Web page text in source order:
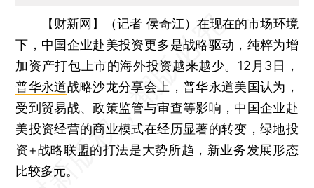
【财新网】（记者 侯奇江） 在现在的市场环境
下，中国企业赴美投资更多是战略驱动，纯粹为增
加资产打包上市的海外投资越来越少。12月3日，
普华永道战略沙龙分享会上，普华永道美国认为，
受到贸易战、政策监管与审查等影响，中国企业赴
美投资经营的商业模式在经历显著的转变，绿地投
资+战略联盟的打法是大势所趋，新业务发展形态
比较多元。